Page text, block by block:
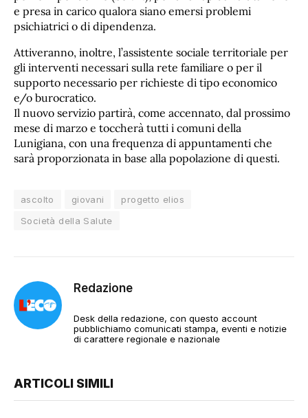
e presa in carico qualora siano emersi problemi
psichiatrici o di dipendenza.
Attiveranno, inoltre, l’assistente sociale territoriale per
gli interventi necessari sulla rete familiare o per il
supporto necessario per richieste di tipo economico
e/o burocratico.
Il nuovo servizio partirà, come accennato, dal prossimo
mese di marzo e toccherà tutti i comuni della
Lunigiana, con una frequenza di appuntamenti che
sarà proporzionata in base alla popolazione di questi.
ascolto giovani
progetto elios
Società della Salute
Redazione
Desk della redazione, con questo account
pubblichiamo comunicati stampa, eventi e notizie
di carattere regionale e nazionale
ARTICOLI SIMILI